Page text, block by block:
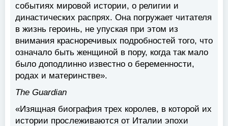
событиях мировой истории, о религии и
династических распрях. Она погружает читателя
в жизнь героинь, не упуская при этом из
внимания красноречивых подробностей того, что
означало быть женщиной в пору, когда так мало
было доподлинно известно о беременности,
родах и материнстве».
The Guardian
«Изящная биография трех королев, в которой их
истории прослеживаются от Италии эпохи